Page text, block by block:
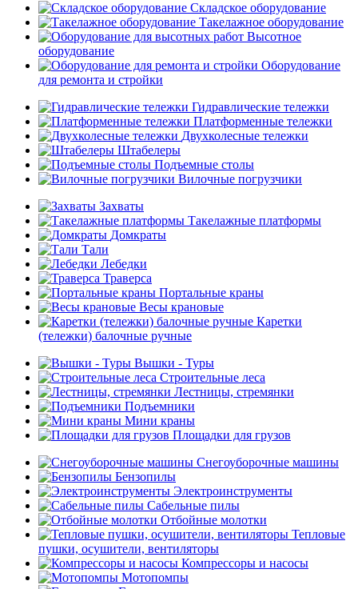
Складское оборудование
Такелажное оборудование
Высотное
оборудование
Оборудование
для ремонта и стройки
Гидравлические тележки
Платформенные тележки
Двухколесные тележки
Штабелеры
Подъемные столы
Вилочные погрузчики
Захваты
Такелажные платформы
Домкраты
Тали
Лебедки
Траверса
Портальные краны
Весы крановые
Каретки
(тележки) балочные ручные
Вышки - Туры
Строительные леса
Лестницы, стремянки
Подъемники
Мини краны
Площадки для грузов
Снегоуборочные машины
Бензопилы
Электроинструменты
Сабельные пилы
Отбойные молотки
Тепловые
пушки, осушители, вентиляторы
Компрессоры и насосы
Мотопомпы